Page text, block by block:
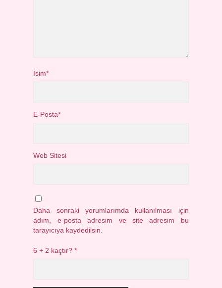
İsim*
E-Posta*
Web Sitesi
Daha sonraki yorumlarımda kullanılması için
adım, e-posta adresim ve site adresim bu
tarayıcıya kaydedilsin.
6 + 2 kaçtır?*